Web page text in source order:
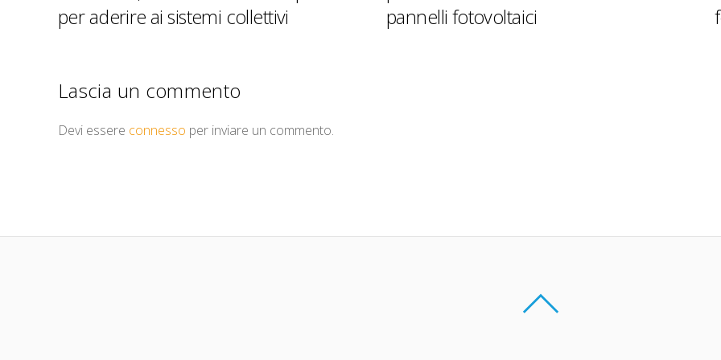
per aderire ai sistemi collettivi
pannelli fotovoltaici
Lascia un commento
Devi essere connesso per inviare un commento.